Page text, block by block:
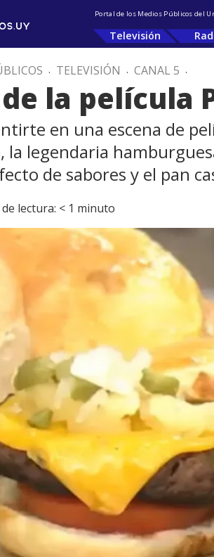
Portal de los Medios Públicos del
Televisión
. TELEVISIÓN . CANAL 5 .
la película
en una escena de
la legendaria
de sabores y el pan
lectura: < 1 minuto